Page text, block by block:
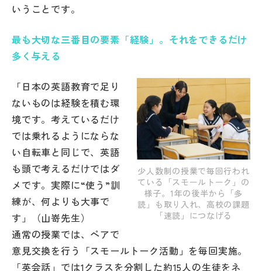
いうことです。
最も大切な三番目の要素「経験」。それをできるだけ
多く与える
少人数制の授業で毎回行われ
ている「スモールトーク」の
様子。1年の後半から「多
読」も取り入れ、高校の課題
「速読」につなげる
「日本の英語教育で足り
ないものは経験を積む環
境です。考えているだけ
では乗れるようにならな
い自転車と同じで、英語
も頭で考えるだけではダ
メです。実際に“使う”訓
練が、何よりも大事で
す」（山嵜先生）
通常の授業では、ペアで
意見交換を行う「スモールトーク活動」を毎回実施。
「英会話」では1クラスを分割した約15人の生徒をネ